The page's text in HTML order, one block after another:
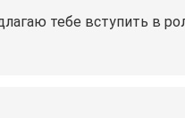
тебе вступить в